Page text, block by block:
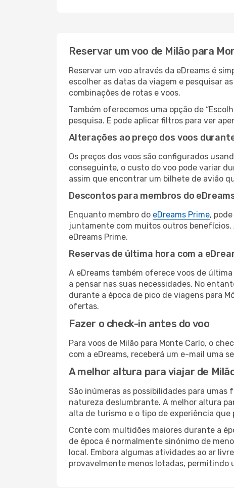
Reservar um voo de Milão para
Reservar um voo através da eDreams é
escolher as datas da viagem e pesquisar
combinações de rotas e voos.
Também oferecemos uma opção de
pesquisa. E pode aplicar filtros para ver
Alterações ao preço dos voos
Os preços dos voos são configurados
conseguinte, o custo do voo pode variar
assim que encontrar um bilhete de avião
Descontos para membros do
Enquanto membro do eDreams Prime,
juntamente com muitos outros benefícios.
eDreams Prime.
Reservas de última hora com a
A eDreams também oferece voos de
a pensar nas suas necessidades. No
durante a época de pico de viagens para
ofertas.
Fazer o check-in antes do voo
Para voos de Milão para Monte Carlo, o
com a eDreams, receberá um e-mail uma
A melhor altura para viajar de
São inúmeras as possibilidades para
natureza deslumbrante. A melhor altura
alta de turismo e o tipo de experiência que
Conte com multidões maiores durante a
de época é normalmente sinónimo de
local. Embora algumas atividades ao ar
provavelmente menos lotadas, permitindo